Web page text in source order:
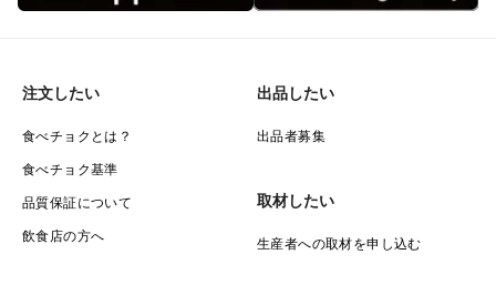
注文したい
食べチョクとは？
食べチョク基準
品質保証について
飲食店の方へ
出品したい
出品者募集
取材したい
生産者への取材を申し込む